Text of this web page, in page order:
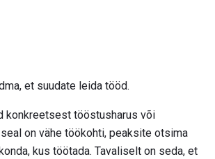
et suudate leida tööd.
konkreetsest tööstusharus või
on vähe töökohti, peaksite otsima
kus töötada. Tavaliselt on seda, et